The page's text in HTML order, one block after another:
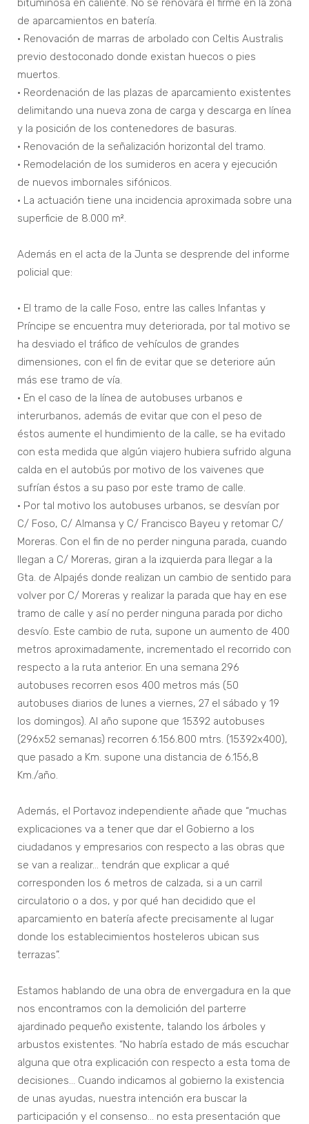
bituminosa en caliente. No se renovará el firme en la zona
de aparcamientos en batería.
• Renovación de marras de arbolado con Celtis Australis
previo destoconado donde existan huecos o pies
muertos.
• Reordenación de las plazas de aparcamiento existentes
delimitando una nueva zona de carga y descarga en línea
y la posición de los contenedores de basuras.
• Renovación de la señalización horizontal del tramo.
• Remodelación de los sumideros en acera y ejecución
de nuevos imbornales sifónicos.
• La actuación tiene una incidencia aproximada sobre una
superficie de 8.000 m².
Además en el acta de la Junta se desprende del informe
policial que:
• El tramo de la calle Foso, entre las calles Infantas y
Príncipe se encuentra muy deteriorada, por tal motivo se
ha desviado el tráfico de vehículos de grandes
dimensiones, con el fin de evitar que se deteriore aún
más ese tramo de vía.
• En el caso de la línea de autobuses urbanos e
interurbanos, además de evitar que con el peso de
éstos aumente el hundimiento de la calle, se ha evitado
con esta medida que algún viajero hubiera sufrido alguna
calda en el autobús por motivo de los vaivenes que
sufrían éstos a su paso por este tramo de calle.
• Por tal motivo los autobuses urbanos, se desvían por
C/ Foso, C/ Almansa y C/ Francisco Bayeu y retomar C/
Moreras. Con el fin de no perder ninguna parada, cuando
llegan a C/ Moreras, giran a la izquierda para llegar a la
Gta. de Alpajés donde realizan un cambio de sentido para
volver por C/ Moreras y realizar la parada que hay en ese
tramo de calle y así no perder ninguna parada por dicho
desvío. Este cambio de ruta, supone un aumento de 400
metros aproximadamente, incrementado el recorrido con
respecto a la ruta anterior. En una semana 296
autobuses recorren esos 400 metros más (50
autobuses diarios de lunes a viernes, 27 el sábado y 19
los domingos). Al año supone que 15392 autobuses
(296x52 semanas) recorren 6.156.800 mtrs. (15392x400),
que pasado a Km. supone una distancia de 6.156,8
Km./año.
Además, el Portavoz independiente añade que “muchas
explicaciones va a tener que dar el Gobierno a los
ciudadanos y empresarios con respecto a las obras que
se van a realizar… tendrán que explicar a qué
corresponden los 6 metros de calzada, si a un carril
circulatorio o a dos, y por qué han decidido que el
aparcamiento en batería afecte precisamente al lugar
donde los establecimientos hosteleros ubican sus
terrazas”.
Estamos hablando de una obra de envergadura en la que
nos encontramos con la demolición del parterre
ajardinado pequeño existente, talando los árboles y
arbustos existentes. “No habría estado de más escuchar
alguna que otra explicación con respecto a esta toma de
decisiones… Cuando indicamos al gobierno la existencia
de unas ayudas, nuestra intención era buscar la
participación y el consenso… no esta presentación que